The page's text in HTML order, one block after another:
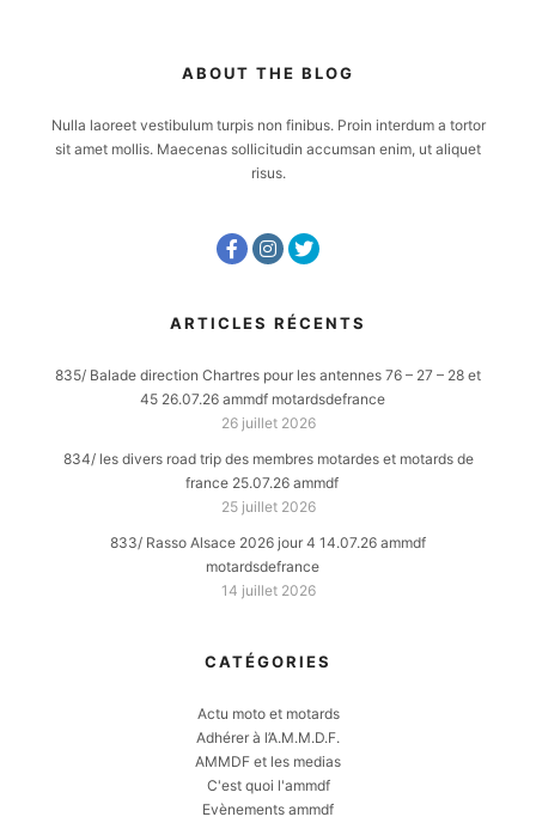
ABOUT THE BLOG
Nulla laoreet vestibulum turpis non finibus. Proin interdum a tortor
sit amet mollis. Maecenas sollicitudin accumsan enim, ut aliquet
risus.
ARTICLES RÉCENTS
835/ Balade direction Chartres pour les antennes 76 – 27 – 28 et
45 26.07.26 ammdf motardsdefrance
26 juillet 2026
834/ les divers road trip des membres motardes et motards de
france 25.07.26 ammdf
25 juillet 2026
833/ Rasso Alsace 2026 jour 4 14.07.26 ammdf
motardsdefrance
14 juillet 2026
CATÉGORIES
Actu moto et motards
Adhérer à l’A.M.M.D.F.
AMMDF et les medias
C'est quoi l'ammdf
Evènements ammdf